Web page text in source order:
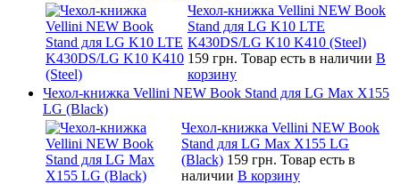
Чехол-книжка Vellini NEW Book
Stand для LG K10 LTE
K430DS/LG K10 K410 (Steel)
159 грн. Товар есть в наличии В
корзину
Чехол-книжка Vellini NEW Book Stand для LG Max X155
LG (Black)
Чехол-книжка Vellini NEW Book
Stand для LG Max X155 LG
(Black) 159 грн. Товар есть в
наличии В корзину